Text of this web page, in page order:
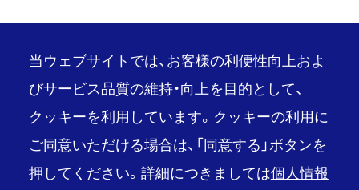
当ウェブサイトでは、お客様の利便性向上およ
びサービス品質の維持・向上を目的として、
クッキーを利用しています。クッキーの利用に
ご同意いただける場合は、「同意する」ボタンを
押してください。詳細につきましては個人情報